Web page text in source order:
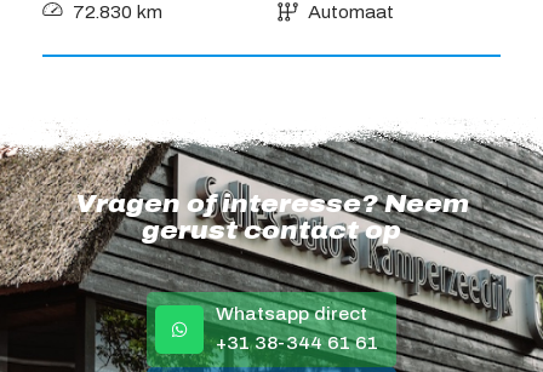
72.830 km Automaat
Vragen of interesse? Neem
gerust contact op
Whatsapp direct
+31 38-344 61 61